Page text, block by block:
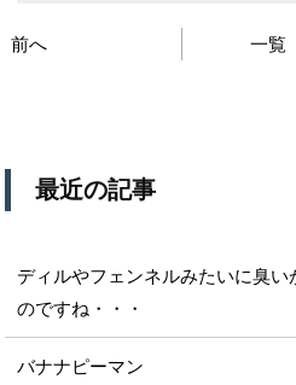
前へ 一覧
最近の記事
ディルやフェンネルみたいに臭い
のですね・・・
バナナピーマン